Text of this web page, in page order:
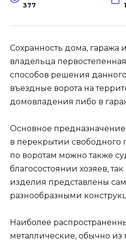
377
Сохранность дома, гаража
владельца
способов решения
въездные ворота на
домовладения либо в
Основное предназначение
в перекрытии свободного
по воротам можно также
благосостоянии хозяев,
изделия представлены
разнообразными
Наиболее
металлические, обычно из